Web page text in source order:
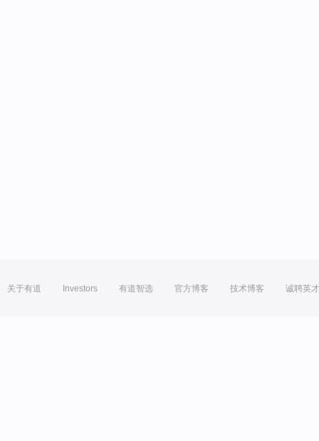
关于有道 Investors 有道智选 官方博客 技术博客 诚聘英才